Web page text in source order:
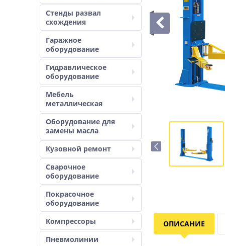
Стенды развал
схождения
Гаражное
оборудование
Гидравлическое
оборудование
Мебель
металлическая
Оборудование для
замены масла
Кузовной ремонт
Сварочное
оборудование
Покрасочное
оборудование
Компрессоры
Пневмолинии
ОПИСАНИЕ